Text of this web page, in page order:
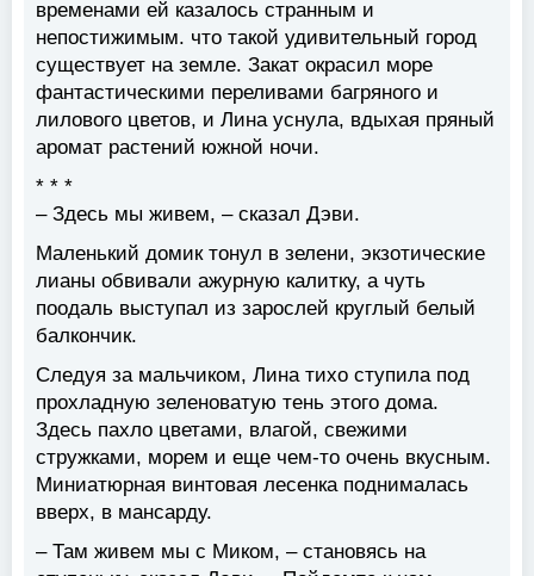
временами ей казалось странным и
непостижимым. что такой удивительный город
существует на земле. Закат окрасил море
фантастическими переливами багряного и
лилового цветов, и Лина уснула, вдыхая пряный
аромат растений южной ночи.
* * *
– Здесь мы живем, – сказал Дэви.
Маленький домик тонул в зелени, экзотические
лианы обвивали ажурную калитку, а чуть
поодаль выступал из зарослей круглый белый
балкончик.
Следуя за мальчиком, Лина тихо ступила под
прохладную зеленоватую тень этого дома.
Здесь пахло цветами, влагой, свежими
стружками, морем и еще чем-то очень вкусным.
Миниатюрная винтовая лесенка поднималась
вверх, в мансарду.
– Там живем мы с Миком, – становясь на